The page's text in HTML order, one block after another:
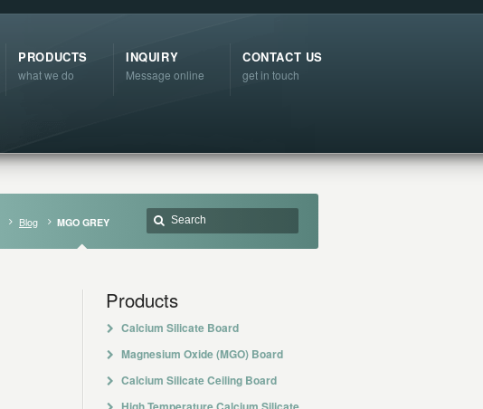
PRODUCTS
what we do
INQUIRY
Message online
CONTACT US
get in touch
Blog MGO GREY
Products
Calcium Silicate Board
Magnesium Oxide (MGO) Board
Calcium Silicate Ceiling Board